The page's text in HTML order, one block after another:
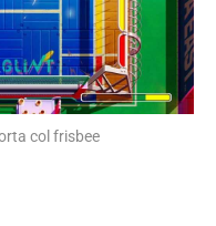
col frisbee